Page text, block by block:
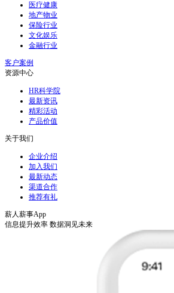
医疗健康
地产物业
保险行业
文化娱乐
金融行业
客户案例
资源中心
HR科学院
最新资讯
精彩活动
产品价值
关于我们
企业介绍
加入我们
最新动态
渠道合作
推荐有礼
薪人薪事App
信息提升效率 数据洞见未来